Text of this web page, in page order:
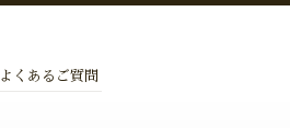
よくあるご質問